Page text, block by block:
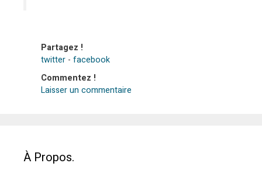
Partagez !
twitter - facebook
Commentez !
Laisser un commentaire
À Propos.